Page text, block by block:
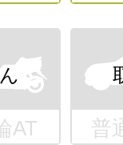
AT 普